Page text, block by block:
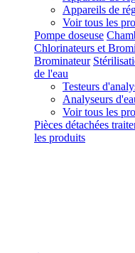
Appareils de
Voir tous les
Pompe doseuse
Chlorinateurs et
Brominateur
de l'eau
Testeurs
Analyseurs
Voir tous les
Pièces détachées
les produits